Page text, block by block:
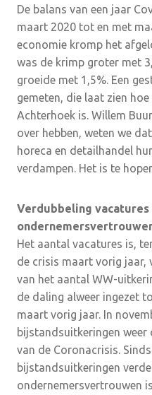
De balans van een jaar
maart 2020 tot en met
economie kromp het
was de krimp groter met
groeide met 1,5%. Een
gemeten, die laat zien
Achterhoek is. Willem
over hebben, weten we
horeca en detailhandel
verdampen. Het is te
Verdubbeling vacatures
Het aantal vacatures is,
de crisis maart vorig jaar,
van het aantal WW-
de daling alweer ingezet
maart vorig jaar. In
bijstandsuitkeringen weer
van de Coronacrisis.
bijstandsuitkeringen
ondernemersvertrouwen